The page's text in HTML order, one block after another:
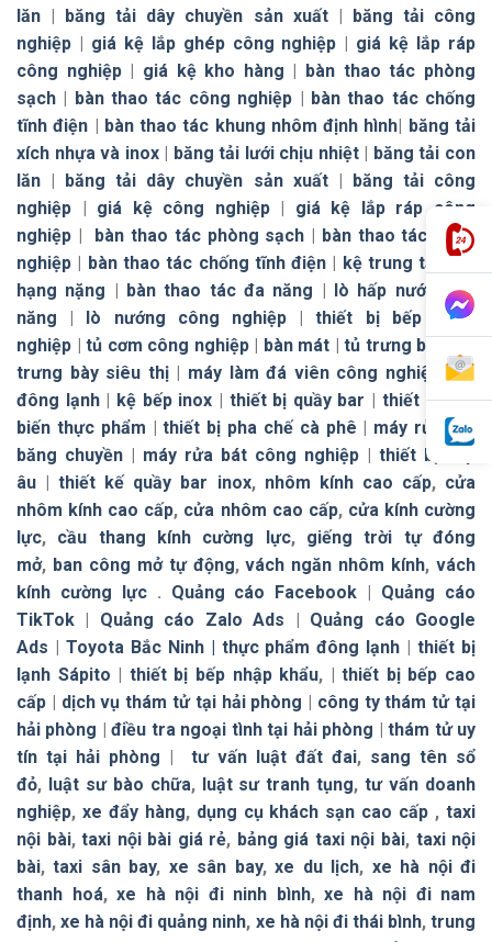
lăn | băng tải dây chuyền sản xuất| băng tải công
nghiệp | giá kệ lắp ghép công nghiệp | giá kệ lắp ráp
công nghiệp| giá kệ kho hàng | bàn thao tác phòng
sạch | bàn thao tác công nghiệp | bàn thao tác chống
tĩnh điện | bàn thao tác khung nhôm định hình| băng tải
xích nhựa và inox| băng tải lưới chịu nhiệt| băng tải con
lăn | băng tải dây chuyền sản xuất| băng tải công
nghiệp | giá kệ công nghiệp| giá kệ lắp ráp công
nghiệp | bàn thao tác phòng sạch | bàn thao tác công
nghiệp | bàn thao tác chống tĩnh điện | kệ trung tải |kệ
hạng nặng | bàn thao tác đa năng | lò hấp nướng đa
năng | lò nướng công nghiệp |thiết bị bếp công
nghiệp | tủ cơm công nghiệp| bàn mát | tủ trưng bày
trưng bày siêu thị| máy làm đá viên công nghiệp |tủ
đông lạnh| kệ bếp inox | thiết bị quầy bar | thiết bị chế
biến thực phẩm |thiết bị pha chế cà phê | máy rửa bát
băng chuyền | máy rửa bát công nghiệp | thiết bị bếp
âu |thiết kế quầy bar inox, nhôm kính cao cấp, cửa
nhôm kính cao cấp, cửa nhôm cao cấp, cửa kính cường
lực, cầu thang kính cường lực, giếng trời tự đóng
mở, ban công mở tự động,vách ngăn nhôm kính,vách
kính cường lực. Quảng cáo Facebook | Quảng cáo
TikTok | Quảng cáo Zalo Ads | Quảng cáo Google
Ads | Toyota Bắc Ninh | thực phẩm đông lạnh |thiết bị
lạnh Sápito | thiết bị bếp nhập khẩu, |thiết bị bếp cao
cấp | dịch vụ thám tử tại hải phòng | công ty thám tử tại
hải phòng |điều tra ngoại tình tại hải phòng |thám tử uy
tín tại hải phòng | tư vấn luật đất đai, sang tên sổ
đỏ, luật sư bào chữa, luật sư tranh tụng,tư vấn doanh
nghiệp, xe đẩy hàng, dụng cụ khách sạn cao cấp ,taxi
nội bài,taxi nội bài giá rẻ, bảng giá taxi nội bài, taxi nội
bài,taxi sân bay, xe sân bay,xe du lịch, xe hà nội đi
thanh hoá, xe hà nội đi ninh bình, xe hà nội đi nam
định,xe hà nội đi quảng ninh, xe hà nội đi thái bình,trung